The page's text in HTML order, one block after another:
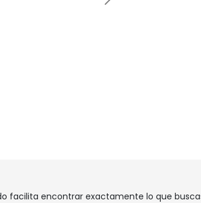
facilita encontrar exactamente lo que